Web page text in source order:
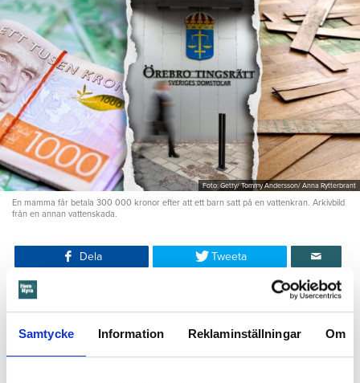
Samtycke Information Reklaminställningar Om
Foto: Getty/ Tommy Andersson/ Anna Rytterbrant
En mamma får betala 300 000 kronor efter att ett barn satt på en vattenkran. Arkivbild
från en annan vattenskada.
Dela Tweeta
Det är en natt hösten 2022. Barnet som har diagnostiserats
med autism vaknar och går till badrummet. Där vrider barnet
på kranen i duschen. Men hen stänger aldrig av vattnet.
Vid tretiden på natten vaknar mamman och då har vattnet